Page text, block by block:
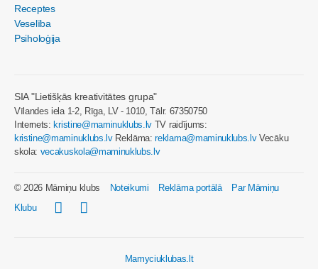
Receptes
Veselība
Psiholoģija
SIA "Lietišķās kreativitātes grupa"
Vīlandes iela 1-2, Rīga, LV - 1010, Tālr. 67350750
Internets: kristine@maminuklubs.lv TV raidījums:
kristine@maminuklubs.lvReklāma:reklama@maminuklubs.lvVecāku
skola: vecakuskola@maminuklubs.lv
© 2026 Māmiņu klubs Noteikumi Reklāma portālā
Par Māmiņu
Klubu
Mamyciuklubas.lt